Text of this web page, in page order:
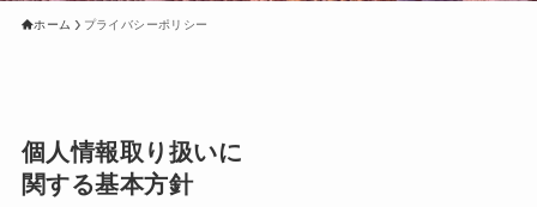
ホーム プライバシーポリシー
個人情報取り扱いに
関する基本方針